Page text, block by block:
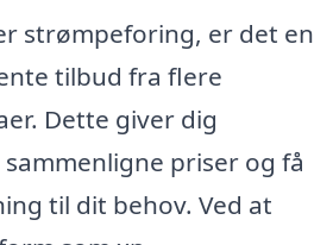
strømpeforing, er det en
tilbud fra flere
Dette giver dig
priser og få
til dit behov. Ved at